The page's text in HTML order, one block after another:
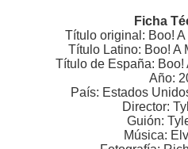
Ficha
Título original: Boo!
Título Latino: Boo! A
Título de España:
Año:
País: Estados
Director:
Guión:
Música: